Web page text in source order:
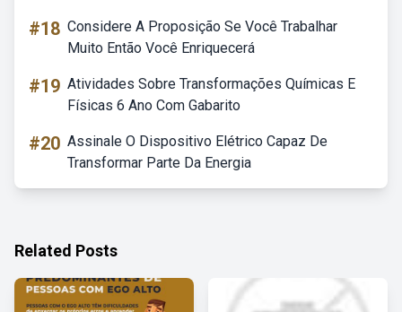
#18 Considere A Proposição Se Você Trabalhar
Muito Então Você Enriquecerá
#19 Atividades Sobre Transformações Químicas E
Físicas 6 Ano Com Gabarito
#20 Assinale O Dispositivo Elétrico Capaz De
Transformar Parte Da Energia
Related Posts